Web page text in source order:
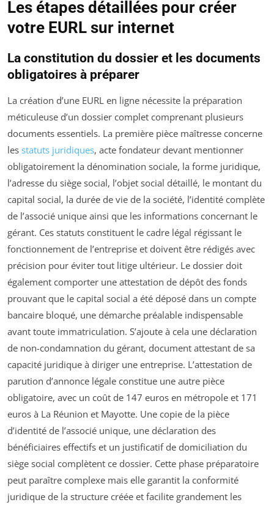
Les étapes détaillées pour créer
votre EURL sur internet
La constitution du dossier et les documents
obligatoires à préparer
La création d’une EURL en ligne nécessite la préparation
méticuleuse d’un dossier complet comprenant plusieurs
documents essentiels. La première pièce maîtresse concerne
les statuts juridiques, acte fondateur devant mentionner
obligatoirement la dénomination sociale, la forme juridique,
l’adresse du siège social, l’objet social détaillé, le montant du
capital social, la durée de vie de la société, l’identité complète
de l’associé unique ainsi que les informations concernant le
gérant. Ces statuts constituent le cadre légal régissant le
fonctionnement de l’entreprise et doivent être rédigés avec
précision pour éviter tout litige ultérieur. Le dossier doit
également comporter une attestation de dépôt des fonds
prouvant que le capital social a été déposé dans un compte
bancaire bloqué, une démarche préalable indispensable
avant toute immatriculation. S’ajoute à cela une déclaration
de non-condamnation du gérant, document attestant de sa
capacité juridique à diriger une entreprise. L’attestation de
parution d’annonce légale constitue une autre pièce
obligatoire, avec un coût de 147 euros en métropole et 171
euros à La Réunion et Mayotte. Une copie de la pièce
d’identité de l’associé unique, une déclaration des
bénéficiaires effectifs et un justificatif de domiciliation du
siège social complètent ce dossier. Cette phase préparatoire
peut paraître complexe mais elle garantit la conformité
juridique de la structure créée et facilite grandement les